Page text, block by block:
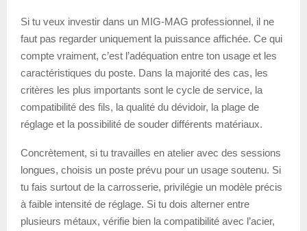
Si tu veux investir dans un MIG-MAG professionnel, il ne
faut pas regarder uniquement la puissance affichée. Ce qui
compte vraiment, c’est l’adéquation entre ton usage et les
caractéristiques du poste. Dans la majorité des cas, les
critères les plus importants sont le cycle de service, la
compatibilité des fils, la qualité du dévidoir, la plage de
réglage et la possibilité de souder différents matériaux.
Concrètement, si tu travailles en atelier avec des sessions
longues, choisis un poste prévu pour un usage soutenu. Si
tu fais surtout de la carrosserie, privilégie un modèle précis
à faible intensité de réglage. Si tu dois alterner entre
plusieurs métaux, vérifie bien la compatibilité avec l’acier,